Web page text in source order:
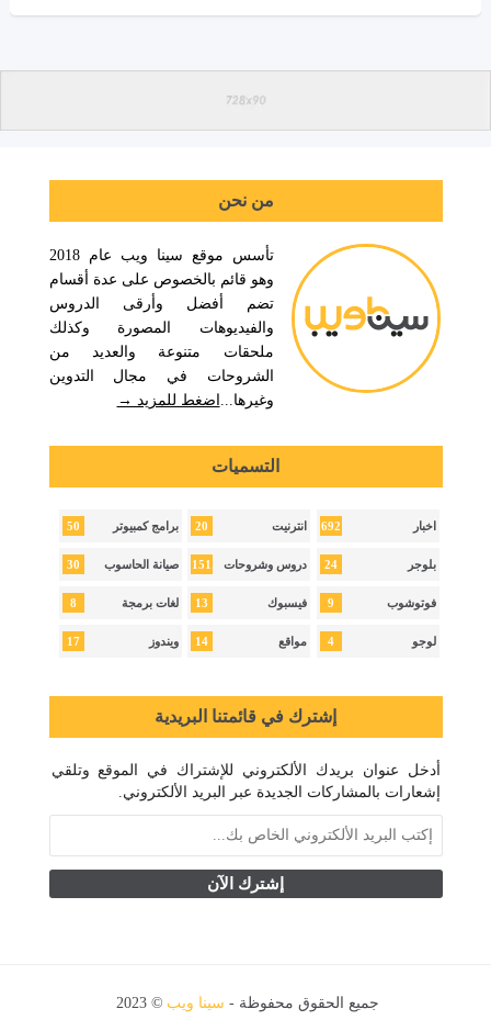
من نحن
تأسس موقع سينا ويب عام 2018
وهو قائم بالخصوص على عدة أقسام
تضم أفضل وأرقى الدروس
والفيديوهات المصورة وكذلك
ملحقات متنوعة والعديد من
الشروحات في مجال التدوين
وغيرها... اضغط للمزيد →
التسميات
اخبار 692 انترنيت 20 برامج كمبيوتر 50
بلوجر 24 دروس وشروحات 151 صيانة الحاسوب 30
فوتوشوب 9 فيسبوك 13 لغات برمجة 8
لوجو 4 مواقع 14 ويندوز 17
إشترك في قائمتنا البريدية
أدخل عنوان بريدك الألكتروني للإشتراك في الموقع وتلقي
إشعارات بالمشاركات الجديدة عبر البريد الألكتروني.
جميع الحقوق محفوظة - سينا ويب © 2023